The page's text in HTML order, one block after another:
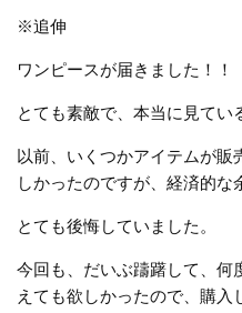
※追伸
ワンピースが届きました！！
とても素敵で、本当に見てい
以前、いくつかアイテムが販
しかったのですが、経済的な
とても後悔していました。
今回も、だいぶ躊躇して、何
えても欲しかったので、購入